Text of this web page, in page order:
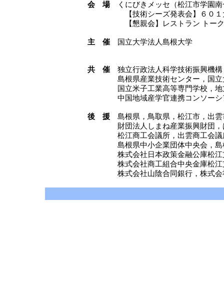
会 場
くにびきメッセ（松江市学園
【技術シーズ発表会】６０
【懇親会】レストラン トー
主 催 国立大学法人島根大学
共 催
独立行政法人科学技術振興機
島根県産業技術センター，国
国立米子工業高等専門学校，
中国地域産学官連携コンソーシ
後 援
島根県，鳥取県，松江市，出
財団法人しまね産業振興財団
松江商工会議所，出雲商工会議
島根県中小企業団体中央会，
株式会社日本政策金融公庫松江
株式会社商工組合中央金庫松江
株式会社山陰合同銀行，株式